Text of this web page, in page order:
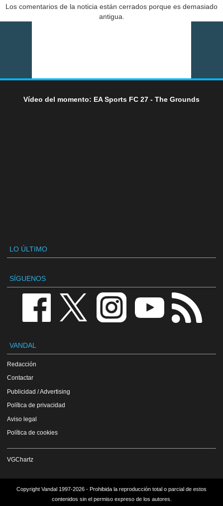
Los comentarios de la noticia están cerrados porque es demasiado
antigua.
Vídeo del momento: EA Sports FC 27 - The Grounds
LO ÚLTIMO
SÍGUENOS
VANDAL
Redacción
Contactar
Publicidad / Advertising
Política de privacidad
Aviso legal
Política de cookies
VGChartz
Copyright Vandal 1997-2026 - Prohibida la reproducción total o parcial de estos
contenidos sin el permiso expreso de los autores.